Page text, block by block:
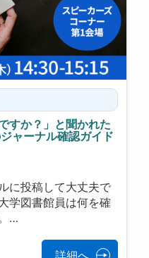
すか？」と聞かれた
ャーナル確認ガイド
に投稿して大丈夫で
学図書館員は何を確
…
詳細へ